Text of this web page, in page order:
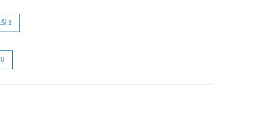
3